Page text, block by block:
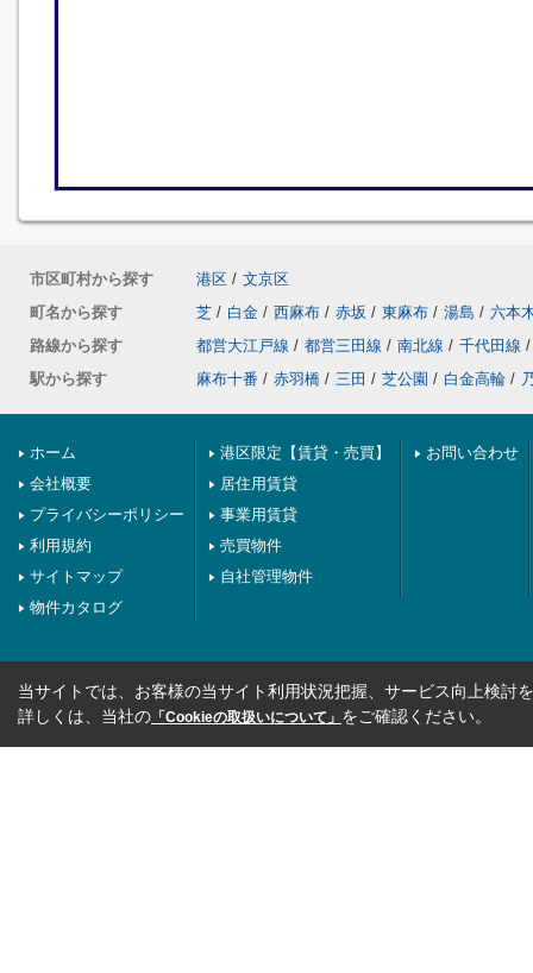
市区町村から探す 港区 / 文京区
町名から探す
芝 / 白金 / 西麻布 / 赤坂 / 東麻布 / 湯島 / 六本
路線から探す
都営大江戸線 / 都営三田線 / 南北線 / 千代田線 /
駅から探す
麻布十番 / 赤羽橋 / 三田 / 芝公園 / 白金高輪 /
ホーム
会社概要
プライバシーポリシー
利用規約
サイトマップ
物件カタログ
港区限定【賃貸・売買】
居住用賃貸
事業用賃貸
売買物件
自社管理物件
お問い合わせ
当サイトでは、お客様の当サイト利用状況把握、サービス向上検討
詳しくは、当社の 「Cookieの取扱いについて」 をご確認ください。